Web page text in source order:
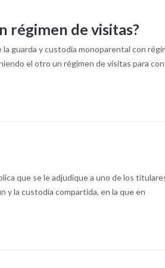
régimen de visitas?
guarda y custodia monoparental con
el otro un régimen de visitas para con
que se le adjudique a uno de los
y la custodia compartida, en la que en